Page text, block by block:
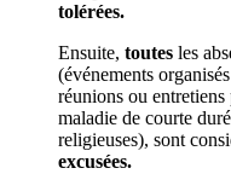
tolérées.
Ensuite, toutes les
(événements
réunions ou
maladie de courte
religieuses), sont
excusées.